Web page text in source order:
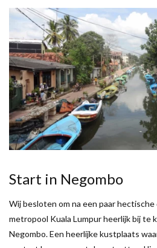
Start in Negombo
Wij besloten om na een paar
metropool Kuala Lumpur heerlijk bij te
Negombo. Een heerlijke kustplaats